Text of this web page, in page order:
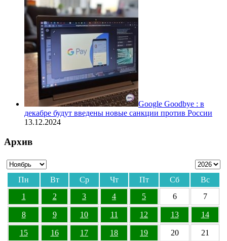
Google Goodbye : в
декабре будут введены новые санкции против России
13.12.2024
Архив
Пн Вт Ср Чт Пт Сб
Вс
1
2 3 4 5 6 7
8 9 10 11 12 13 14
15 16 17 18 19 20 21